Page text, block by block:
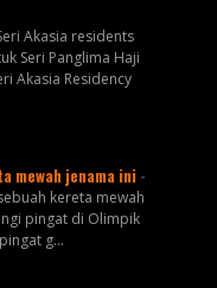
Akasia residents
Seri Panglima Haji
Akasia Residency
mewah jenama ini-
kereta mewah
pingat di Olimpik
g...